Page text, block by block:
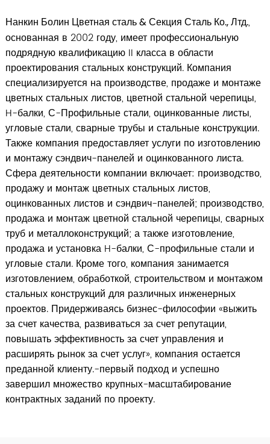
Нанкин Болин Цветная сталь & Секция Сталь Ко., Лтд.,
основанная в 2002 году, имеет профессиональную
подрядную квалификацию II класса в области
проектирования стальных конструкций. Компания
специализируется на производстве, продаже и монтаже
цветных стальных листов, цветной стальной черепицы,
H-балки, С-Профильные стали, оцинкованные листы,
угловые стали, сварные трубы и стальные конструкции.
Также компания предоставляет услуги по изготовлению
и монтажу сэндвич-панелей и оцинкованного листа.
Сфера деятельности компании включает: производство,
продажу и монтаж цветных стальных листов,
оцинкованных листов и сэндвич-панелей; производство,
продажа и монтаж цветной стальной черепицы, сварных
труб и металлоконструкций; а также изготовление,
продажа и установка H-балки, С-профильные стали и
угловые стали. Кроме того, компания занимается
изготовлением, обработкой, строительством и монтажом
стальных конструкций для различных инженерных
проектов. Придерживаясь бизнес-философии «выжить
за счет качества, развиваться за счет репутации,
повышать эффективность за счет управления и
расширять рынок за счет услуг», компания остается
преданной клиенту.-первый подход и успешно
завершил множество крупных-масштабирование
контрактных заданий по проекту.